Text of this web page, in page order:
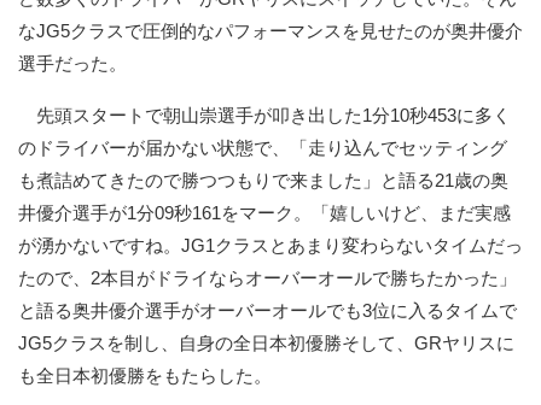
なJG5クラスで圧倒的なパフォーマンスを見せたのが奥井優介
選手だった。
先頭スタートで朝山崇選手が叩き出した1分10秒453に多く
のドライバーが届かない状態で、「走り込んでセッティング
も煮詰めてきたので勝つつもりで来ました」と語る21歳の奥
井優介選手が1分09秒161をマーク。「嬉しいけど、まだ実感
が湧かないですね。JG1クラスとあまり変わらないタイムだっ
たので、2本目がドライならオーバーオールで勝ちたかった」
と語る奥井優介選手がオーバーオールでも3位に入るタイムで
JG5クラスを制し、自身の全日本初優勝そして、GRヤリスに
も全日本初優勝をもたらした。